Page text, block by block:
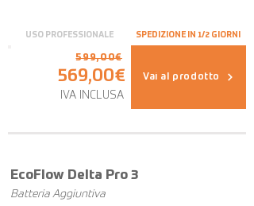
USO PROFESSIONALE SPEDIZIONE IN 1/2 GIORNI
599,00€
569,00€
IVA INCLUSA
Vai al prodotto
EcoFlow Delta Pro 3
Batteria Aggiuntiva